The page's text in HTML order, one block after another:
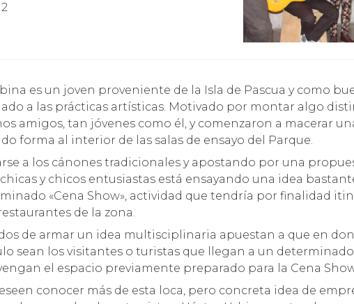
a las prácticas artísticas. Motivado por montar algo
amigos, tan jóvenes como él, y comenzaron a macerar
forma al interior de las salas de ensayo del Parque.
a los cánones tradicionales y apostando por una
y chicos entusiastas está ensayando una idea
«Cena Show», actividad que tendría por finalidad
de la zona.
de armar un idea multisciplinaria apuestan a que en
sean los visitantes o turistas que llegan a un
el espacio previamente preparado para la Cena
conocer más de esta loca, pero concreta idea de